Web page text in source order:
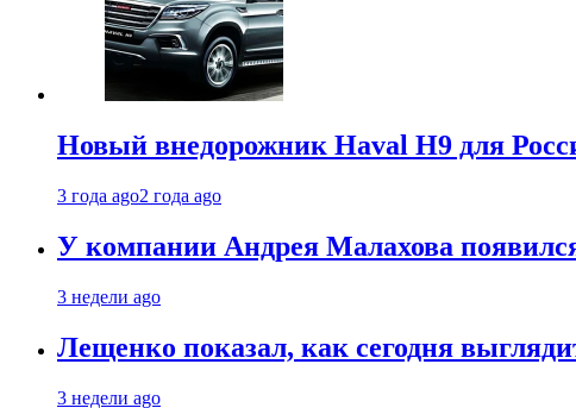
Новый внедорожник Haval H9 для
3 года ago2 года ago
У компании Андрея Малахова
3 недели ago
Лещенко показал, как сегодня
3 недели ago